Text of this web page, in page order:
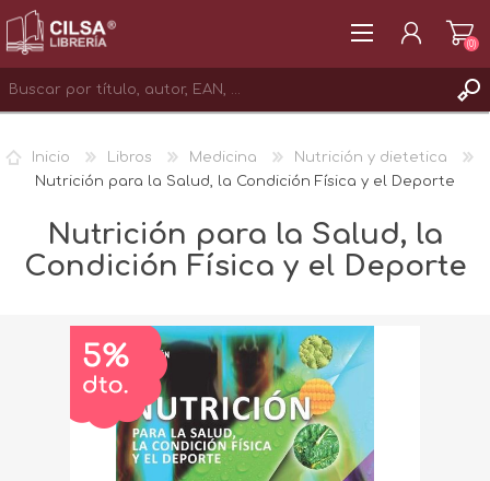
INICIAR SESIÓN
(0)
Inicio Libros Medicina
Nutrición y dietetica
Nutrición para la Salud, la Condición Física y el Deporte
Nutrición para la Salud, la
Condición Física y el Deporte